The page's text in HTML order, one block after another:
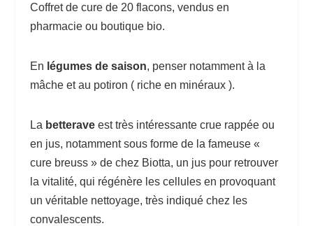
Coffret de cure de 20 flacons, vendus en
pharmacie ou boutique bio.
En légumes de saison, penser notamment à la
mâche et au potiron ( riche en minéraux ).
La betteraveest très intéressante crue rappée ou
en jus, notamment sous forme de la fameuse «
cure breuss » de chez Biotta, un jus pour retrouver
la vitalité, qui régénère les cellules en provoquant
un véritable nettoyage, très indiqué chez les
convalescents.